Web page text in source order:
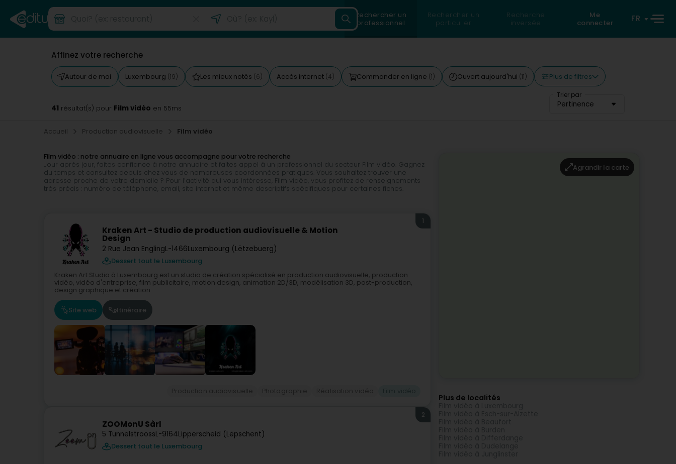
Rechercher un
professionnel
Rechercher un
particulier
Recherche
inversée
Me
connecter
FR
Affinez votre recherche
Autour de moi Luxembourg (19) Les mieux notés (6) Accès internet (4) Commander en ligne (1) Ouvert aujourd'hui (11) Plus de filtres
Trier par
Pertinence
41 résultat(s) pour Film vidéo en 55ms
Accueil Production audiovisuelle Film vidéo
Film vidéo : notre annuaire en ligne vous accompagne pour votre recherche
Jour après jour, faites confiance à notre annuaire et faites appel à un professionnel du secteur Film vidéo. Gagnez
du temps et consultez depuis chez vous de nombreuses coordonnées pratiques. Vous souhaitez trouver une
adresse proche de votre domicile ? Pour l’activité qui vous intéresse, Film vidéo, vous profitez de renseignements
très précis : numéro de téléphone, email, site internet et même descriptifs spécifiques pour certaines fiches.
Kraken Art - Studio de production audiovisuelle & Motion
Design
2 Rue Jean EnglingL-1466Luxembourg (Lëtzebuerg)
Dessert tout le Luxembourg
1
Kraken Art Studio à Luxembourg est un studio de création spécialisé en production audiovisuelle, production
vidéo, vidéo d'entreprise, film publicitaire, motion design, animation 2D/3D, modélisation 3D, post-production,
design graphique et création...
Site web Itinéraire
ZOOMonU Sàrl
5 TunnelstroossL-9164Lipperscheid (Lëpschent)
Dessert tout le Luxembourg
2
Agrandir la carte
Plus de localités